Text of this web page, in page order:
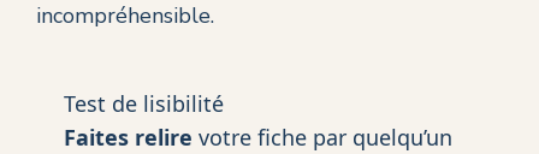
incompréhensible.
Test de lisibilité
Faites relire votre fiche par quelqu’un